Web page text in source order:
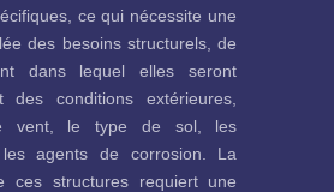
ce qui nécessite une
des besoins structurels, de
dans lequel elles seront
des conditions extérieures,
vent, le type de sol, les
agents de corrosion. La
ces structures requiert une